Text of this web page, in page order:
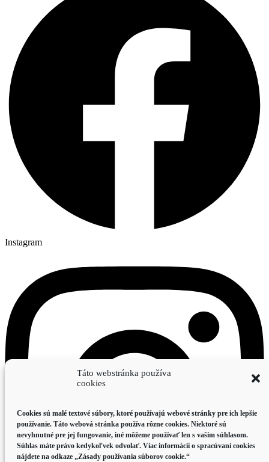
Táto webstránka používa
cookies
Cookies sú malé textové súbory, ktoré používajú webové stránky pre ich lepšie
používanie. Táto webová stránka používa rôzne cookies. Niektoré sú
nevyhnutné pre jej fungovanie, iné môžeme používať len s vaším súhlasom.
Súhlas máte právo kedykoľvek odvolať. Viac informácií o spracúvaní cookies
nájdete na odkaze „Zásady používania súborov cookie.“
Instagram